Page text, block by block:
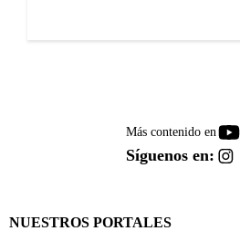
Más contenido en
Síguenos en:
NUESTROS PORTALES